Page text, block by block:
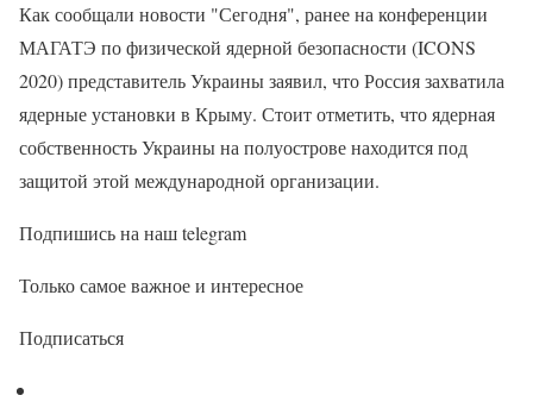
Как сообщали новости "Сегодня", ранее на конференции
МАГАТЭ по физической ядерной безопасности (ICONS
2020) представитель Украины заявил, что Россия захватила
ядерные установки в Крыму. Стоит отметить, что ядерная
собственность Украины на полуострове находится под
защитой этой международной организации.
Подпишись на наш telegram
Только самое важное и интересное
Подписаться